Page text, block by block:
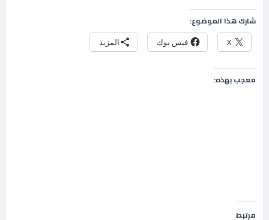
شارك هذا الموضوع:
X فيس بوك المزيد
معجب بهذه:
مرتبط